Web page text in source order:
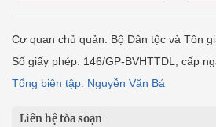
Cơ quan chủ quản: Bộ Dân tộc và Tôn
Số giấy phép: 146/GP-BVHTTDL, cấp
Tổng biên tập: Nguyễn Văn Bá
Liên hệ tòa soạn